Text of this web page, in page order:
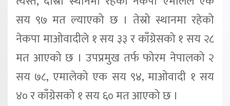
सय ९७ मत ल्याएको छ । तेस्रो स्थानमा रहेको
नेकपा माओवादीले १ सय ३३ र काँग्रेसको १ सय २८
मत आएको छ । उपप्रमुख तर्फ फोरम नेपालको २
सय ७८, एमालेको एक सय ९४, माओवादी १ सय
४० र काँग्रेसको १ सय ६० मत आएको छ ।